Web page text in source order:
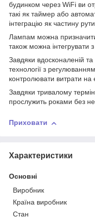
будинком через WiFi ви
такі як таймер або
інтеграцію як частину
Лампам можна призначити
також можна
Завдяки вдосконаленій та
технології з
контролювати витрати на
Завдяки тривалому
прослужить роками без
Приховати
Характеристики
Основні
Виробник
Країна виробник
Стан